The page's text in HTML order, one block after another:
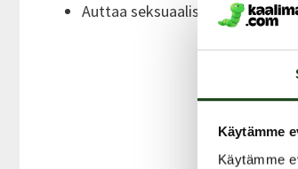
Käytämme
Käytämme
Auttaa seksuaalisen toiminnan